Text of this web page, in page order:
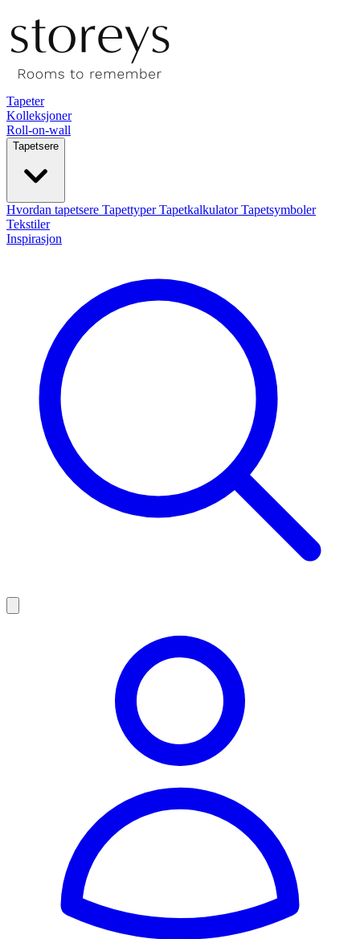
Tapeter
Kolleksjoner
Roll-on-wall
Tapetsere
Hvordan tapetsere TapettyperTapetkalkulatorTapetsymboler
Tekstiler
Inspirasjon